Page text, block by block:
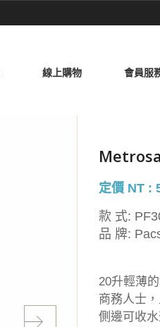
線上購物 會員服
定價 NT :
款 式:
品 牌:
20升輕薄
商務人士
側邊可收